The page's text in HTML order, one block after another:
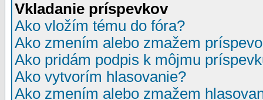
Vkladanie príspevkov
Ako vložím tému do fóra?
Ako zmením alebo zmažem
Ako pridám podpis k môjmu
Ako vytvorím hlasovanie?
Ako zmením alebo zmažem